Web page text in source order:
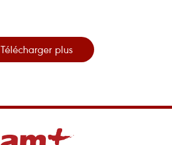
Télécharger plus